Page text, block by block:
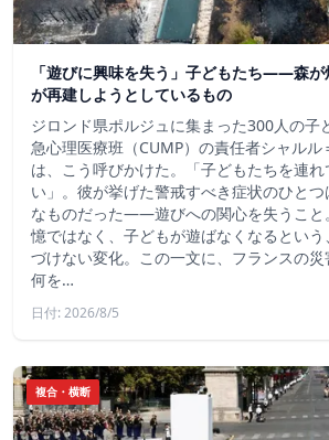
「遊びに興味を失う」子どもたち——森が
が再建しようとしているもの
ジロンド県ポルジュに集まった300人の子
急心理医療班（CUMP）の責任者シャルル
は、こう呼びかけた。「子どもたちを連
い」。彼が挙げた警戒すべき症状のひと
なものだった――遊びへの関心を失うこと
憶ではなく、子どもが遊ばなくなるとい
づけない変化。この一文に、フランスの
何を…
日付: 2026/8/5
複合・横断